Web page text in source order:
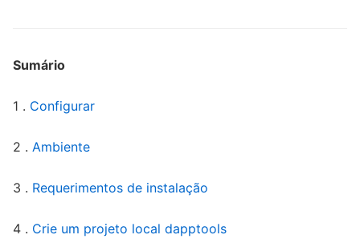
Sumário
1 . Configurar
2 . Ambiente
3 . Requerimentos de instalação
4 . Crie um projeto local dapptools